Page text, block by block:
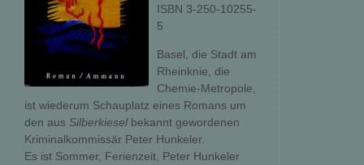
ISBN 3-250-10255-
5
Basel, die Stadt am
Rheinknie, die
Chemie-Metropole,
ist wiederum Schauplatz eines Romans um
den aus Silberkiesel bekannt gewordenen
Kriminalkommissär Peter Hunkeler.
Es ist Sommer, Ferienzeit, Peter Hunkeler